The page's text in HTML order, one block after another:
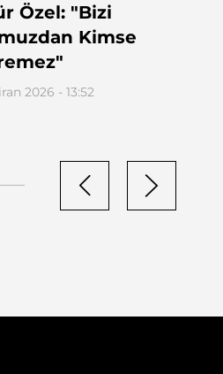
Özel: "Bizi
Kimse
2026 - 13:52